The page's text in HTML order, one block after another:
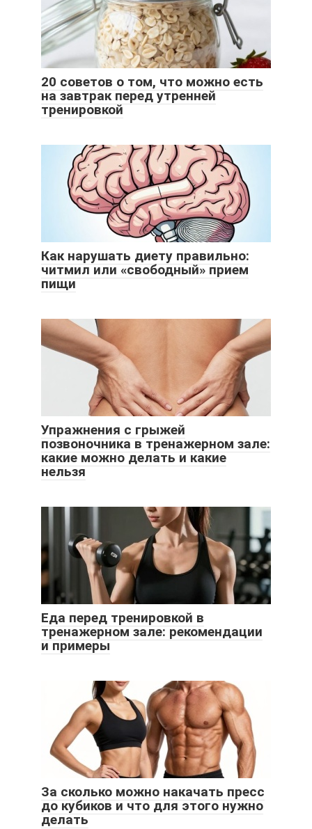
20 советов о том, что можно есть
на завтрак перед утренней
тренировкой
Как нарушать диету правильно:
читмил или «свободный» прием
пищи
Упражнения с грыжей
позвоночника в тренажерном зале:
какие можно делать и какие
нельзя
Еда перед тренировкой в
тренажерном зале: рекомендации
и примеры
За сколько можно накачать пресс
до кубиков и что для этого нужно
делать